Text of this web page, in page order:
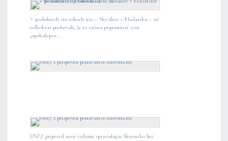
V posledných sto rokoch nás – Slovákov v Maďarsku – už
toľkokrát pochovali, že to začína pripomínať rým
„apokalypsa...
ÚSŽZ pripravil nové vydanie spravodajcu Slovensko bez